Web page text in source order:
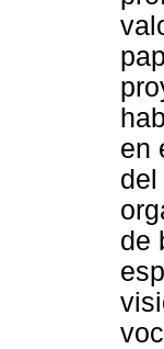
en
del
de